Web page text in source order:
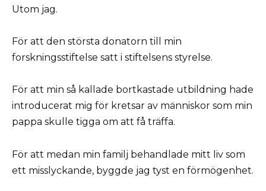
Utom jag.
För att den största donatorn till min
forskningsstiftelse satt i stiftelsens styrelse.
För att min så kallade bortkastade utbildning hade
introducerat mig för kretsar av människor som min
pappa skulle tigga om att få träffa.
För att medan min familj behandlade mitt liv som
ett misslyckande, byggde jag tyst en förmögenhet.